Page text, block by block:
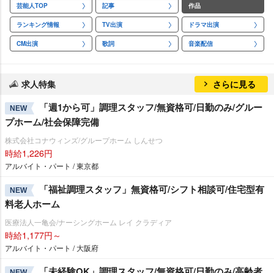
芸能人TOP 記事 作品
ランキング情報 TV出演 ドラマ出演
CM出演 歌詞 音楽配信
求人特集 さらに見る
NEW
「週1から可」調理スタッフ/無資格可/日勤のみ/グルー
プホーム/社会保障完備
株式会社コナウィンズ/グループホーム しんせつ
時給1,226円
アルバイト・パート / 東京都
NEW
「福祉調理スタッフ」無資格可/シフト相談可/住宅型有
料老人ホーム
医療法人一亀会/ナーシングホーム レイ クラディア
時給1,177円～
アルバイト・パート / 大阪府